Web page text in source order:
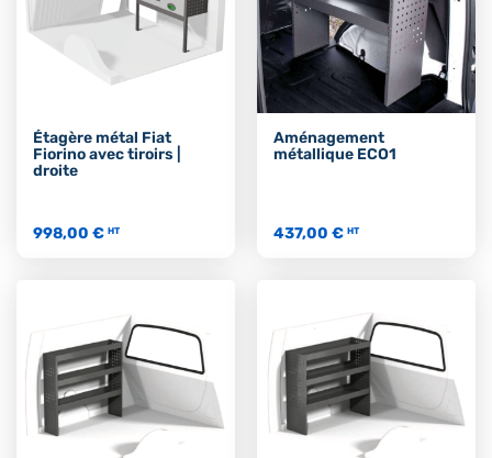
Étagère métal Fiat
Fiorino avec tiroirs |
droite
998,00 € HT
Aménagement
métallique ECO1
437,00 € HT